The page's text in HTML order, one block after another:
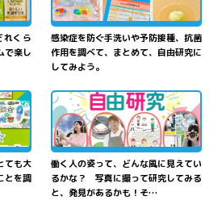
れくら
で楽し
感染症を防ぐ手洗いや予防接種、抗菌
作用を調べて、まとめて、自由研究に
してみよう。
ても大
とを調
働く人の姿って、どんな風に見えてい
るかな？ 写真に撮って研究してみる
と、発見があるかも！そ…